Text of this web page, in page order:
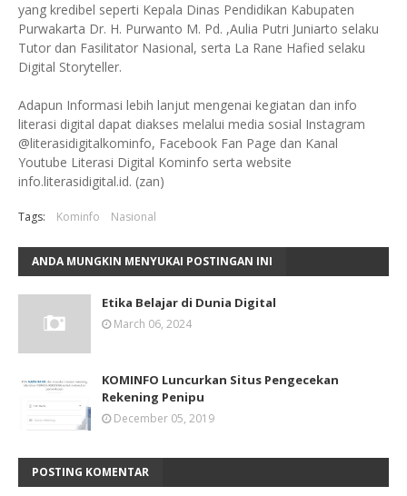
yang kredibel seperti Kepala Dinas Pendidikan Kabupaten
Purwakarta Dr. H. Purwanto M. Pd. ,Aulia Putri Juniarto selaku
Tutor dan Fasilitator Nasional, serta La Rane Hafied selaku
Digital Storyteller.
Adapun Informasi lebih lanjut mengenai kegiatan dan info
literasi digital dapat diakses melalui media sosial Instagram
@literasidigitalkominfo, Facebook Fan Page dan Kanal
Youtube Literasi Digital Kominfo serta website
info.literasidigital.id. (zan)
Tags: Kominfo Nasional
ANDA MUNGKIN MENYUKAI POSTINGAN INI
Etika Belajar di Dunia Digital
March 06, 2024
KOMINFO Luncurkan Situs Pengecekan
Rekening Penipu
December 05, 2019
POSTING KOMENTAR